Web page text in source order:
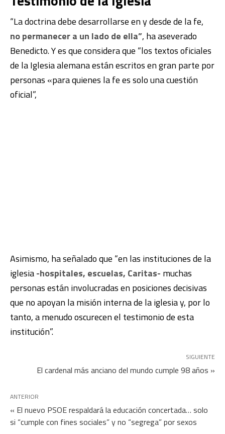
“La doctrina debe desarrollarse en y desde de la fe,
no permanecer a un lado de ella”, ha aseverado
Benedicto. Y es que considera que “los textos oficiales
de la Iglesia alemana están escritos en gran parte por
personas «para quienes la fe es solo una cuestión
oficial”,
Asimismo, ha señalado que “en las instituciones de la
iglesia-hospitales, escuelas, Caritas- muchas
personas están involucradas en posiciones decisivas
que no apoyan la misión interna de la iglesia y, por lo
tanto, a menudo oscurecen el testimonio de esta
institución”.
SIGUIENTE
El cardenal más anciano del mundo cumple 98 años »
ANTERIOR
« El nuevo PSOE respaldará la educación concertada… solo
si “cumple con fines sociales” y no “segrega” por sexos